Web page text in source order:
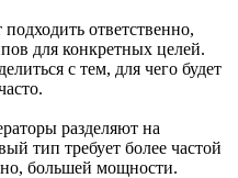
ответственно,
для конкретных целей.
с тем, для чего будет
разделяют на
тип требует более частой
большей мощности.